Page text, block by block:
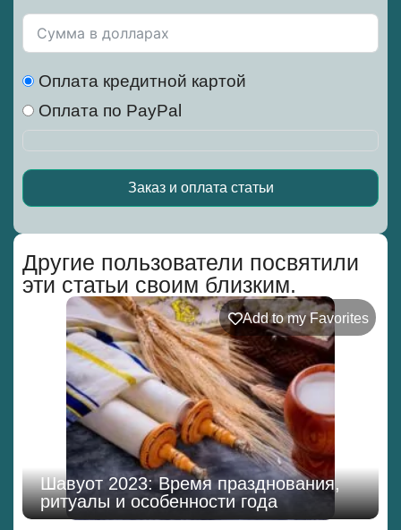
Другие пользователи посвятили
эти статьи своим близким.
Add to my Favorites
Шавуот 2023: Время празднования,
ритуалы и особенности года
Оплата кредитной картой
Оплата по PayPal
Заказ и оплата статьи
Alternative: